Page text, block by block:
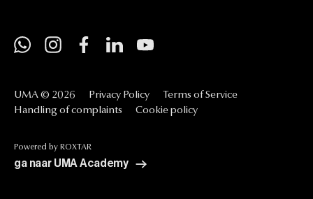
UMA © 2026 Privacy Policy Terms of Service
Handling of complaints Cookie policy
Powered by ROXTAR
ga naar UMA Academy